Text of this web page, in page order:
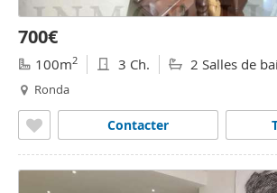
700€
100m2 3 Ch. 2 Salles de
Ronda
Contacter